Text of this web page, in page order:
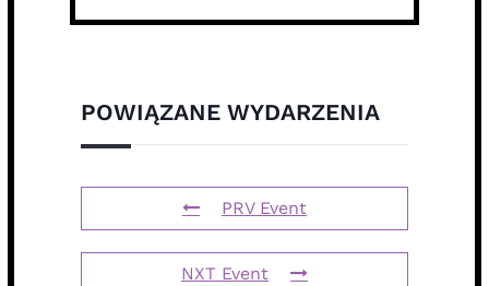
POWIĄZANE WYDARZENIA
PRV Event
NXT Event